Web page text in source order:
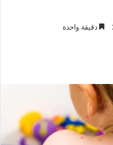
دقيقة واحدة